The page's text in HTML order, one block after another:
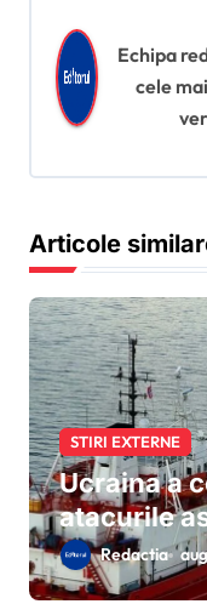
r
e
î
r
t
i
c
o
l
e
Echipa
cele
Articole
STIRI EXTERNE
Ucraina a
atacurile
care nu
Neagră
Redactia